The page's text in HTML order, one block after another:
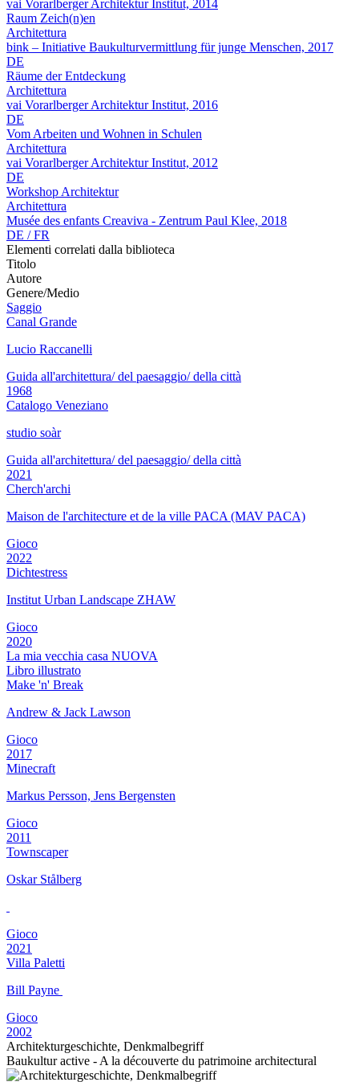
vai Vorarlberger Architektur Institut, 2014
Raum Zeich(n)en
Architettura
bink – Initiative Baukulturvermittlung für junge Menschen, 2017
DE
Räume der Entdeckung
Architettura
vai Vorarlberger Architektur Institut, 2016
DE
Vom Arbeiten und Wohnen in Schulen
Architettura
vai Vorarlberger Architektur Institut, 2012
DE
Workshop Architektur
Architettura
Musée des enfants Creaviva - Zentrum Paul Klee, 2018
DE / FR
Elementi correlati dalla biblioteca
Titolo
Autore
Genere/Medio
Saggio
Canal Grande
Lucio Raccanelli
Guida all'architettura/ del paesaggio/ della città
1968
Catalogo Veneziano
studio soàr
Guida all'architettura/ del paesaggio/ della città
2021
Cherch'archi
Maison de l'architecture et de la ville PACA (MAV PACA)
Gioco
2022
Dichtestress
Institut Urban Landscape ZHAW
Gioco
2020
La mia vecchia casa NUOVA
Libro illustrato
Make 'n' Break
Andrew & Jack Lawson
Gioco
2017
Minecraft
Markus Persson, Jens Bergensten
Gioco
2011
Townscaper
Oskar Stålberg
Gioco
2021
Villa Paletti
Bill Payne
Gioco
2002
Architekturgeschichte, Denkmalbegriff
Baukultur active - A la découverte du patrimoine architectural